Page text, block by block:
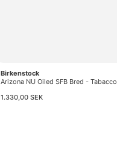
Birkenstock
Arizona NU Oiled SFB Bred - Tabacco
1.330,00 SEK